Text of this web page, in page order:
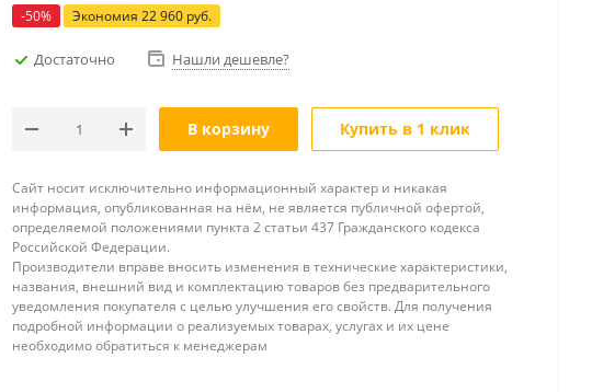
-50% Экономия 22 960 руб.
Достаточно Нашли дешевле?
В корзину Купить в 1 клик
Сайт носит исключительно информационный характер и никакая
информация, опубликованная на нём, не является публичной офертой,
определяемой положениями пункта 2 статьи 437 Гражданского кодекса
Российской Федерации.
Производители вправе вносить изменения в технические характеристики,
названия, внешний вид и комплектацию товаров без предварительного
уведомления покупателя с целью улучшения его свойств. Для получения
подробной информации о реализуемых товарах, услугах и их цене
необходимо обратиться к менеджерам